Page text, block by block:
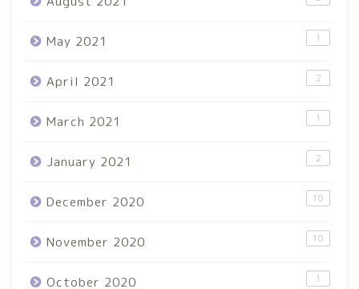
May 2021 1
April 2021 2
March 2021 1
January 2021 2
December 2020 10
November 2020 10
October 2020 1